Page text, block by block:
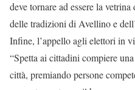
deve tornare ad essere la
delle tradizioni di Avellino e
Infine, l’appello agli elettori in
“Spetta ai cittadini compiere
città, premiando persone